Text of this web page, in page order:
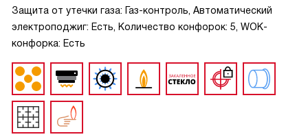
Защита от утечки газа: Газ-контроль, Автоматический
электроподжиг: Есть, Количество конфорок: 5, WOK-
конфорка: Есть